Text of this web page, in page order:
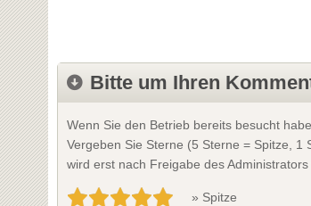
Bitte um Ihren
Wenn Sie den Betrieb bereits besucht
Vergeben Sie Sterne (5 Sterne = Spitze,
wird erst nach Freigabe des Administrators
» Spitze